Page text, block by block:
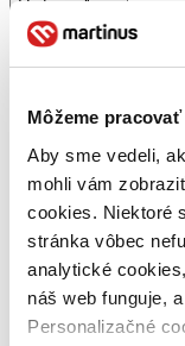
Môžeme
Aby sme vedeli,
mohli vám
cookies. Niektoré
stránka vôbec
analytické
náš web funguje,
Personalizačné
Vydavateľstvo
Carpe
Väzba
Zoradiť
Bestsellery
Top hodnotené